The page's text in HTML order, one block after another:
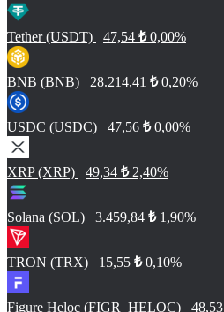
Tether (USDT) 47,54 ₺ 0,00%
BNB (BNB) 28.214,41 ₺ 0,20%
USDC (USDC) 47,56 ₺ 0,00%
XRP (XRP) 49,34 ₺ 2,40%
Solana (SOL) 3.459,84 ₺ 1,90%
TRON (TRX) 15,55 ₺ 0,10%
Figure Heloc (FIGR_HELOC) 48,53